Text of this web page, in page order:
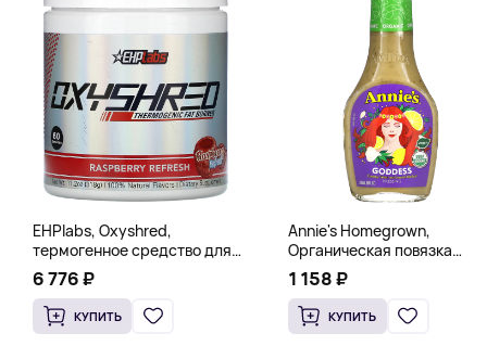
EHPlabs, Oxyshred,
термогенное средство для
сжигания жира, малиновое
освежение, 318 г (11,2 унции)
6 776 ₽
КУПИТЬ
Annie's Homegrown,
Органическая повязка
«Богиня», 236 мл (8 жидк.
унц.)
1 158 ₽
КУПИТЬ